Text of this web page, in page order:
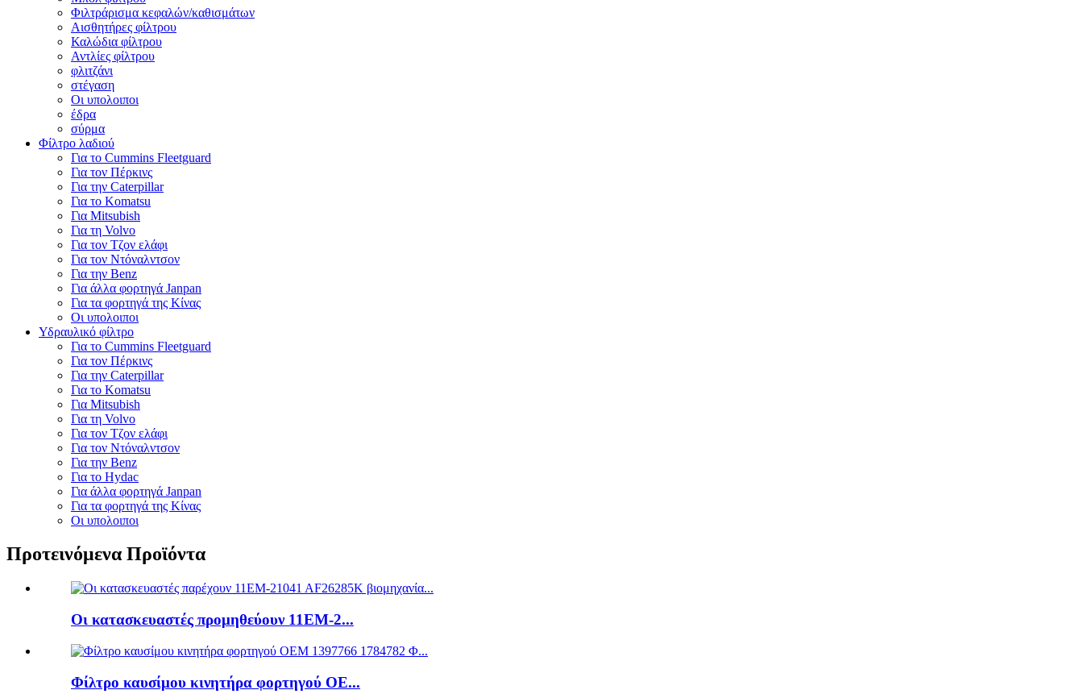
Φιλτράρισμα κεφαλών/καθισμάτων
Αισθητήρες φίλτρου
Καλώδια φίλτρου
Αντλίες φίλτρου
φλιτζάνι
στέγαση
Οι υπολοιποι
έδρα
σύρμα
Φίλτρο λαδιού
Για το Cummins Fleetguard
Για τον Πέρκινς
Για την Caterpillar
Για το Komatsu
Για Mitsubish
Για τη Volvo
Για τον Τζον ελάφι
Για τον Ντόναλντσον
Για την Benz
Για άλλα φορτηγά Janpan
Για τα φορτηγά της Κίνας
Οι υπολοιποι
Υδραυλικό φίλτρο
Για το Cummins Fleetguard
Για τον Πέρκινς
Για την Caterpillar
Για το Komatsu
Για Mitsubish
Για τη Volvo
Για τον Τζον ελάφι
Για τον Ντόναλντσον
Για την Benz
Για το Hydac
Για άλλα φορτηγά Janpan
Για τα φορτηγά της Κίνας
Οι υπολοιποι
Προτεινόμενα Προϊόντα
Οι κατασκευαστές προμηθεύουν 11EM-2...
Φίλτρο καυσίμου κινητήρα φορτηγού ΟΕ...